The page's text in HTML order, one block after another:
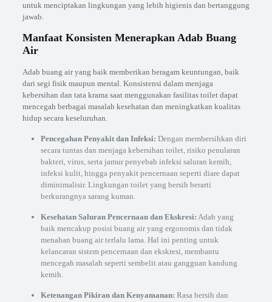
untuk menciptakan lingkungan yang lebih higienis dan bertanggung
jawab.
Manfaat Konsisten Menerapkan Adab Buang
Air
Adab buang air yang baik memberikan beragam keuntungan, baik
dari segi fisik maupun mental. Konsistensi dalam menjaga
kebersihan dan tata krama saat menggunakan fasilitas toilet dapat
mencegah berbagai masalah kesehatan dan meningkatkan kualitas
hidup secara keseluruhan.
Pencegahan Penyakit dan Infeksi: Dengan membersihkan diri
secara tuntas dan menjaga kebersihan toilet, risiko penularan
bakteri, virus, serta jamur penyebab infeksi saluran kemih,
infeksi kulit, hingga penyakit pencernaan seperti diare dapat
diminimalisir. Lingkungan toilet yang bersih berarti
berkurangnya sarang kuman.
Kesehatan Saluran Pencernaan dan Ekskresi: Adab yang
baik mencakup posisi buang air yang ergonomis dan tidak
menahan buang air terlalu lama. Hal ini penting untuk
kelancaran sistem pencernaan dan ekskresi, membantu
mencegah masalah seperti sembelit atau gangguan kandung
kemih.
Ketenangan Pikiran dan Kenyamanan: Rasa bersih dan